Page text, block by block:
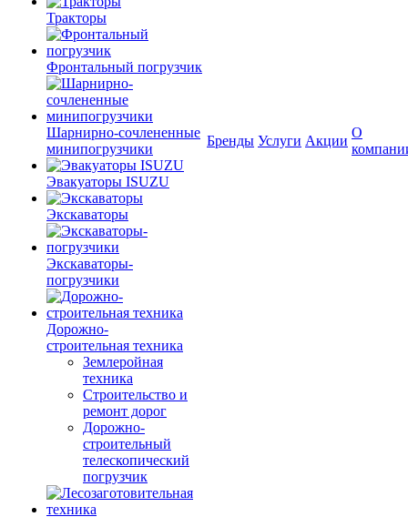
Тракторы
Фронтальный погрузчик
Шарнирно-сочлененные
минипогрузчики
Эвакуаторы ISUZU
Экскаваторы
Экскаваторы-
погрузчики
Дорожно-
строительная техника
Землеройная
техника
Строительство и
ремонт дорог
Дорожно-
строительный
телескопический
погрузчик
Бренды Услуги Акции
О